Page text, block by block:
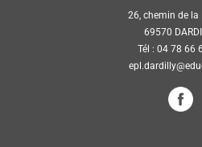
26, chemin de la
69570
Tél : 04 78 66